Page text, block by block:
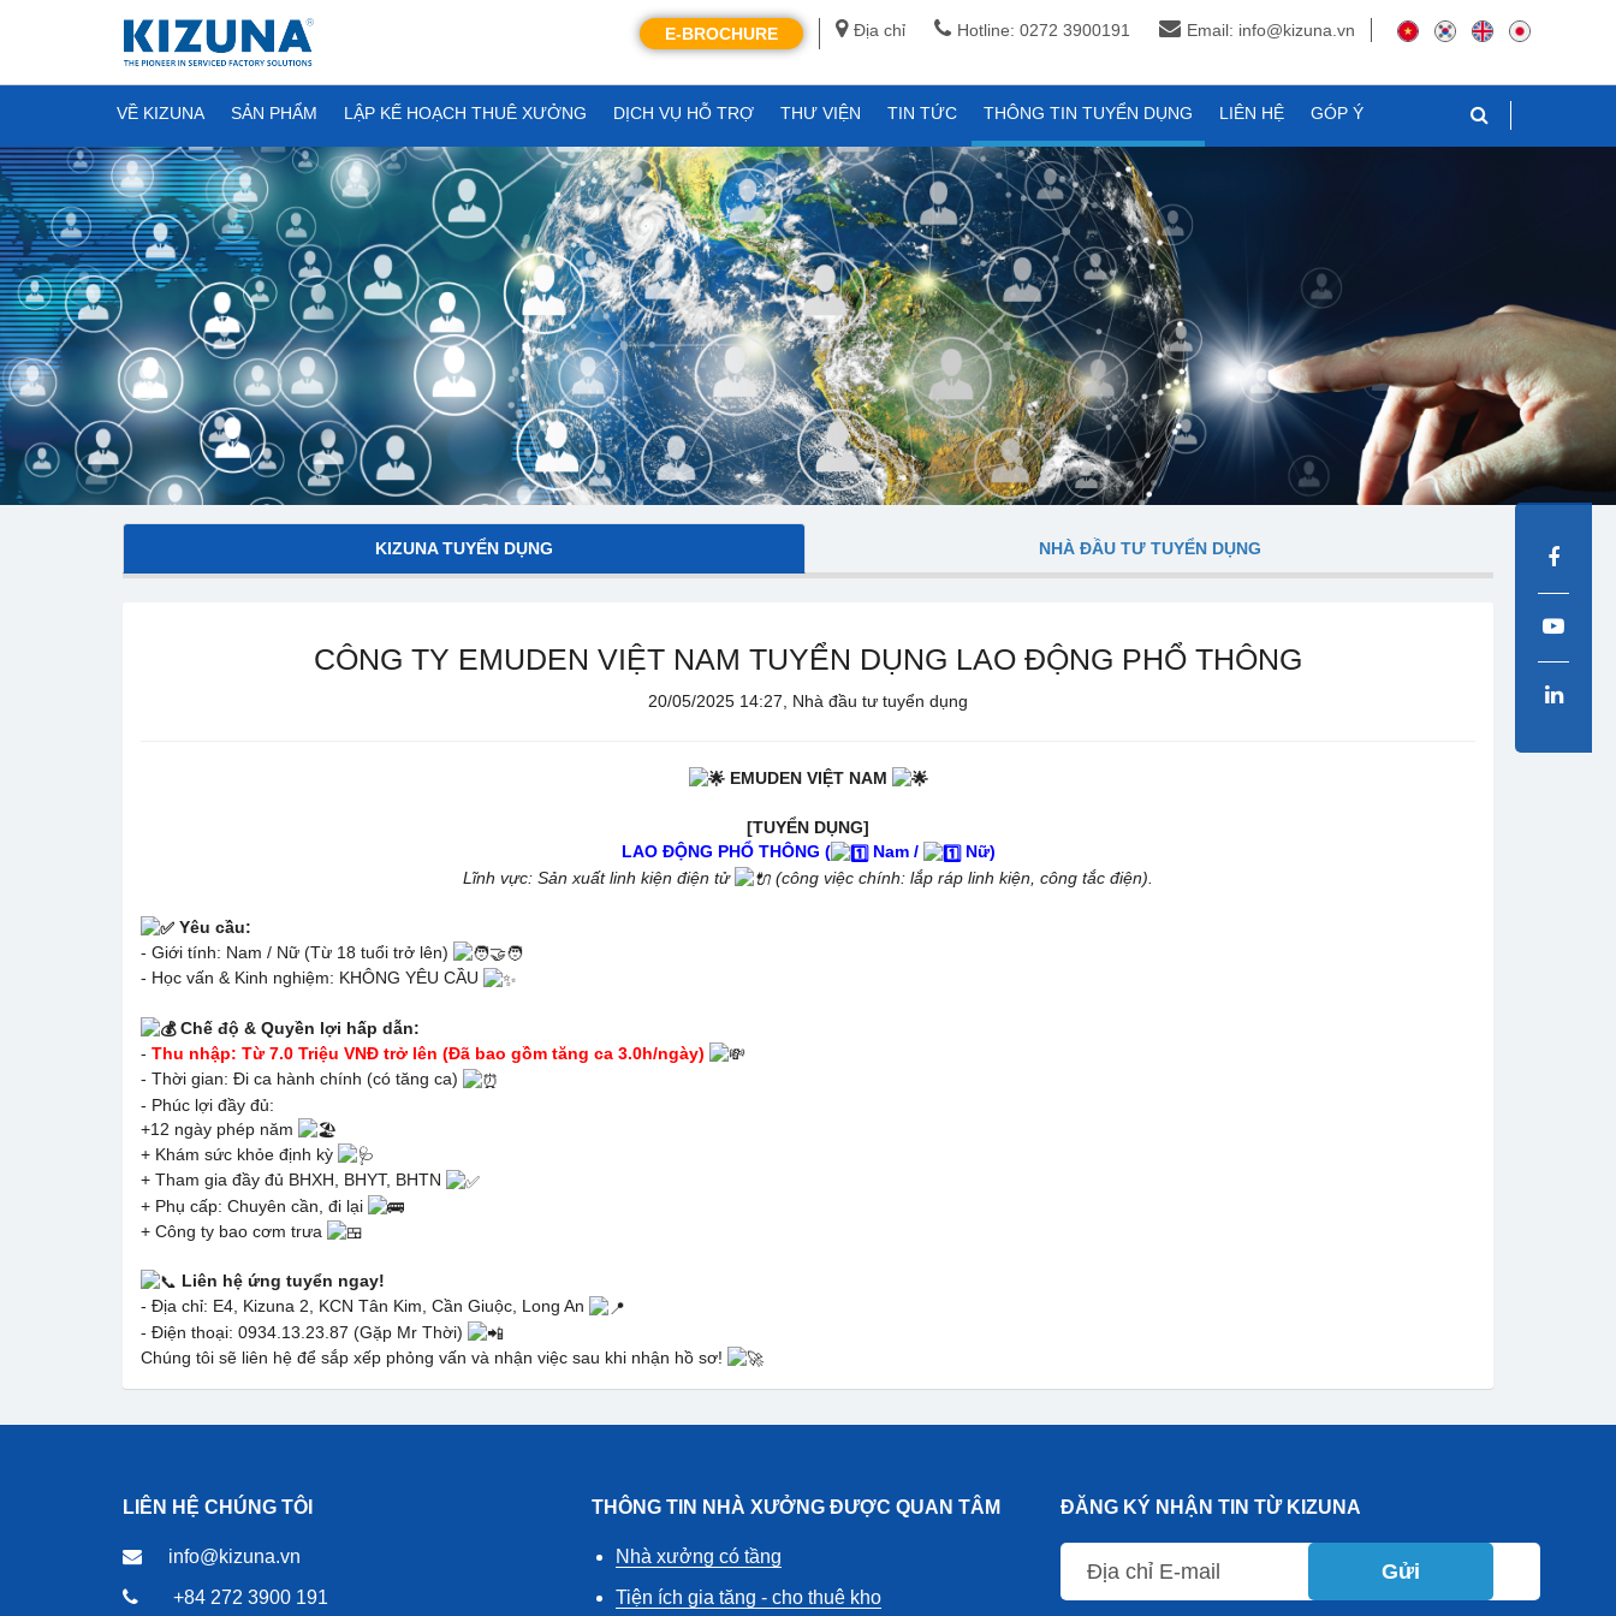
Địa chỉ Hotline: 0272 3900191 Email: info@kizuna.vn
E-BROCHURE
VỀ KIZUNA SẢN PHẨM LẬP KẾ HOẠCH THUÊ XƯỞNG DỊCH VỤ HỖ TRỢ THƯ VIỆN TIN TỨC THÔNG TIN TUYỂN DỤNG LIÊN HỆ GÓP Ý
KIZUNA TUYỂN DỤNG NHÀ ĐẦU TƯ TUYỂN DỤNG
CÔNG TY EMUDEN VIỆT NAM TUYỂN DỤNG LAO ĐỘNG PHỔ THÔNG
20/05/2025 14:27, Nhà đầu tư tuyển dụng
EMUDEN VIỆT NAM
[TUYỂN DỤNG]
LAO ĐỘNG PHỔ THÔNG (
Nam /
Nữ)
Lĩnh vực: Sản xuất linh kiện điện tử
(công việc chính: lắp ráp linh kiện, công tắc điện).
Yêu cầu:
- Giới tính: Nam / Nữ (Từ 18 tuổi trở lên)
- Học vấn & Kinh nghiệm: KHÔNG YÊU CẦU
Chế độ & Quyền lợi hấp dẫn:
- Thu nhập: Từ 7.0 Triệu VNĐ trở lên (Đã bao gồm tăng ca 3.0h/ngày)
- Thời gian: Đi ca hành chính (có tăng ca)
- Phúc lợi đầy đủ:
+12 ngày phép năm
+ Khám sức khỏe định kỳ
+ Tham gia đầy đủ BHXH, BHYT, BHTN
+ Phụ cấp: Chuyên cần, đi lại
+ Công ty bao cơm trưa
Liên hệ ứng tuyển ngay!
- Địa chỉ: E4, Kizuna 2, KCN Tân Kim, Cần Giuộc, Long An
- Điện thoại: 0934.13.23.87 (Gặp Mr Thời)
Chúng tôi sẽ liên hệ để sắp xếp phỏng vấn và nhận việc sau khi nhận hồ sơ!
LIÊN HỆ CHÚNG TÔI
info@kizuna.vn
+84 272 3900 191
THÔNG TIN NHÀ XƯỞNG ĐƯỢC QUAN TÂM
Nhà xưởng có tầng
Tiện ích gia tăng - cho thuê kho
ĐĂNG KÝ NHẬN TIN TỪ KIZUNA
Gửi